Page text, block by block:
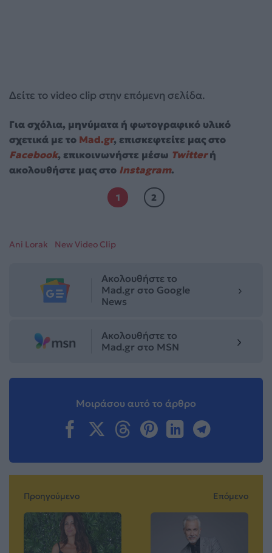
Δείτε το video clip στην επόμενη σελίδα.
Για σχόλια, μηνύματα ή φωτογραφικό υλικό
σχετικά με το Mad.gr, επισκεφτείτε μας στο
Facebook, επικοινωνήστε μέσω Twitterή
ακολουθήστε μας στο Instagram.
1 2
Ani Lorak New Video Clip
Ακολουθήστε το
Mad.gr στο Google
News
Ακολουθήστε το
Mad.gr στο MSN
Μοιράσου αυτό το άρθρο
Προηγούμενο Επόμενο